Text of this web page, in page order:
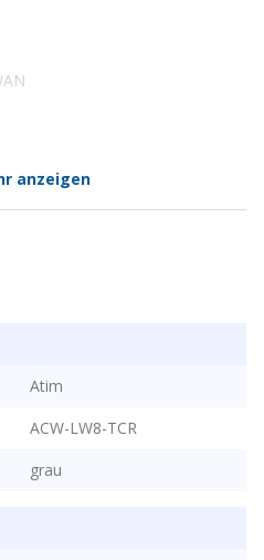
einsatzbereit
anzeigen
Atim
ACW-LW8-TCR
grau